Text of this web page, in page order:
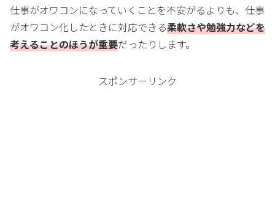
仕事がオワコンになっていくことを不安がるよりも、仕事
がオワコン化したときに対応できる柔軟さや勉強力などを
考えることのほうが重要だったりします。
スポンサーリンク